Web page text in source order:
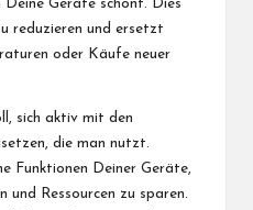
Deine Geräte schont. Dies
reduzieren und ersetzt
oder Käufe neuer
sich aktiv mit den
die man nutzt.
Funktionen Deiner Geräte,
und Ressourcen zu sparen.